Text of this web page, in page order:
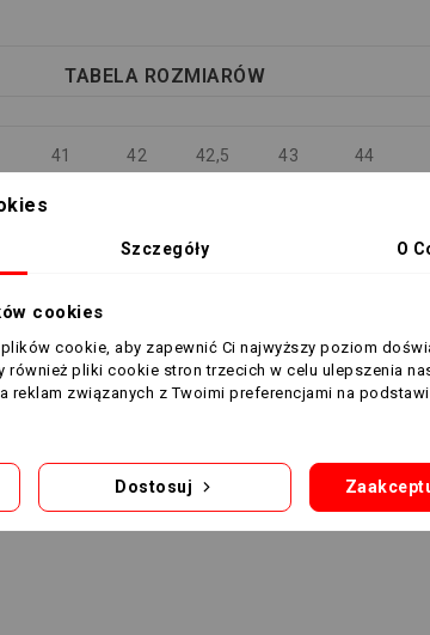
TABELA ROZMIARÓW
41 42 42,5 43 44
26,5
Szczegóły O
cookies
cookie, aby zapewnić Ci najwyższy poziom
również pliki cookie stron trzecich w celu ulepszenia
reklam związanych z Twoimi preferencjami na
Dostosuj